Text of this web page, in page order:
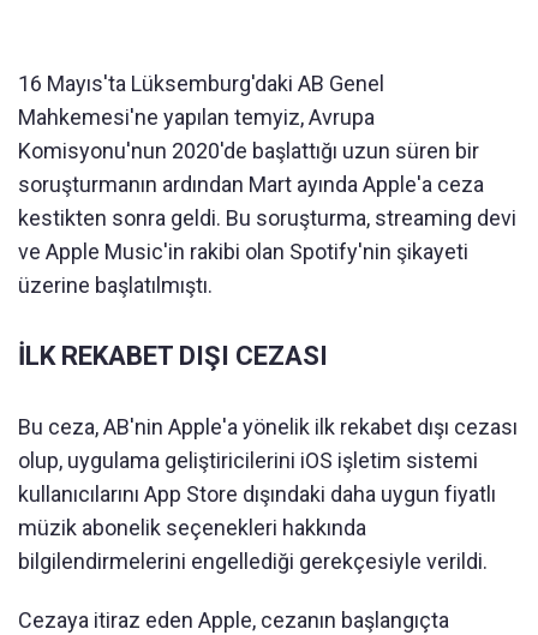
16 Mayıs'ta Lüksemburg'daki AB Genel
Mahkemesi'ne yapılan temyiz, Avrupa
Komisyonu'nun 2020'de başlattığı uzun süren bir
soruşturmanın ardından Mart ayında Apple'a ceza
kestikten sonra geldi. Bu soruşturma, streaming devi
ve Apple Music'in rakibi olan Spotify'nin şikayeti
üzerine başlatılmıştı.
İLK REKABET DIŞI CEZASI
Bu ceza, AB'nin Apple'a yönelik ilk rekabet dışı cezası
olup, uygulama geliştiricilerini iOS işletim sistemi
kullanıcılarını App Store dışındaki daha uygun fiyatlı
müzik abonelik seçenekleri hakkında
bilgilendirmelerini engellediği gerekçesiyle verildi.
Cezaya itiraz eden Apple, cezanın başlangıçta